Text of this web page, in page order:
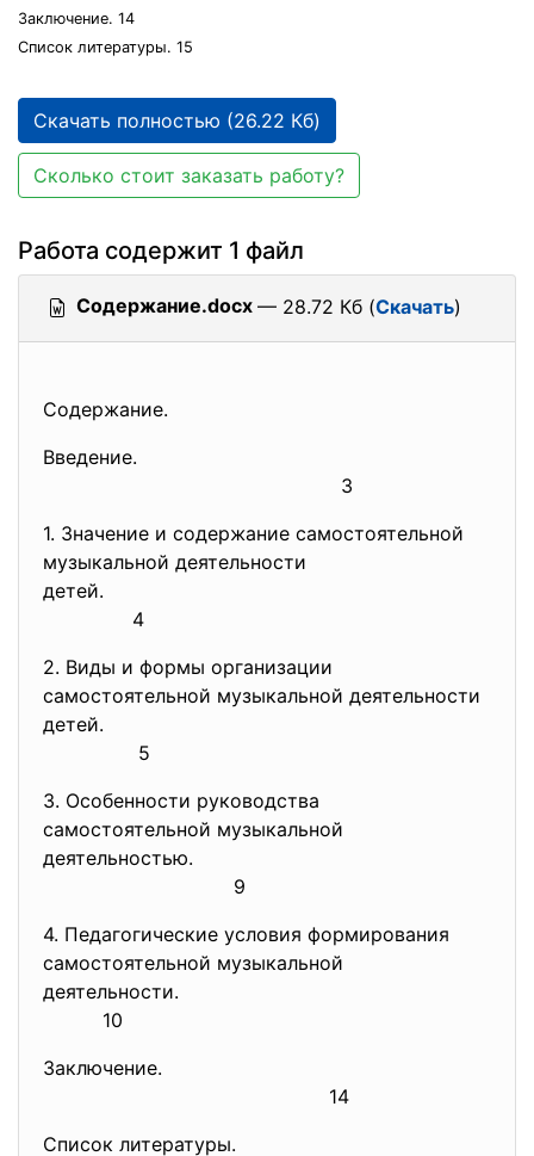
Заключение. 14
Список литературы. 15
Скачать полностью (26.22 Кб)
Сколько стоит заказать работу?
Работа содержит 1 файл
Содержание.docx — 28.72 Кб (Скачать)
Содержание.
Введение.
3
1. Значение и содержание самостоятельной
музыкальной деятельности
детей.
4
2. Виды и формы организации
самостоятельной музыкальной деятельности
детей.
5
3. Особенности руководства
самостоятельной музыкальной
деятельностью.
9
4. Педагогические условия формирования
самостоятельной музыкальной
деятельности.
10
Заключение.
14
Список литературы.